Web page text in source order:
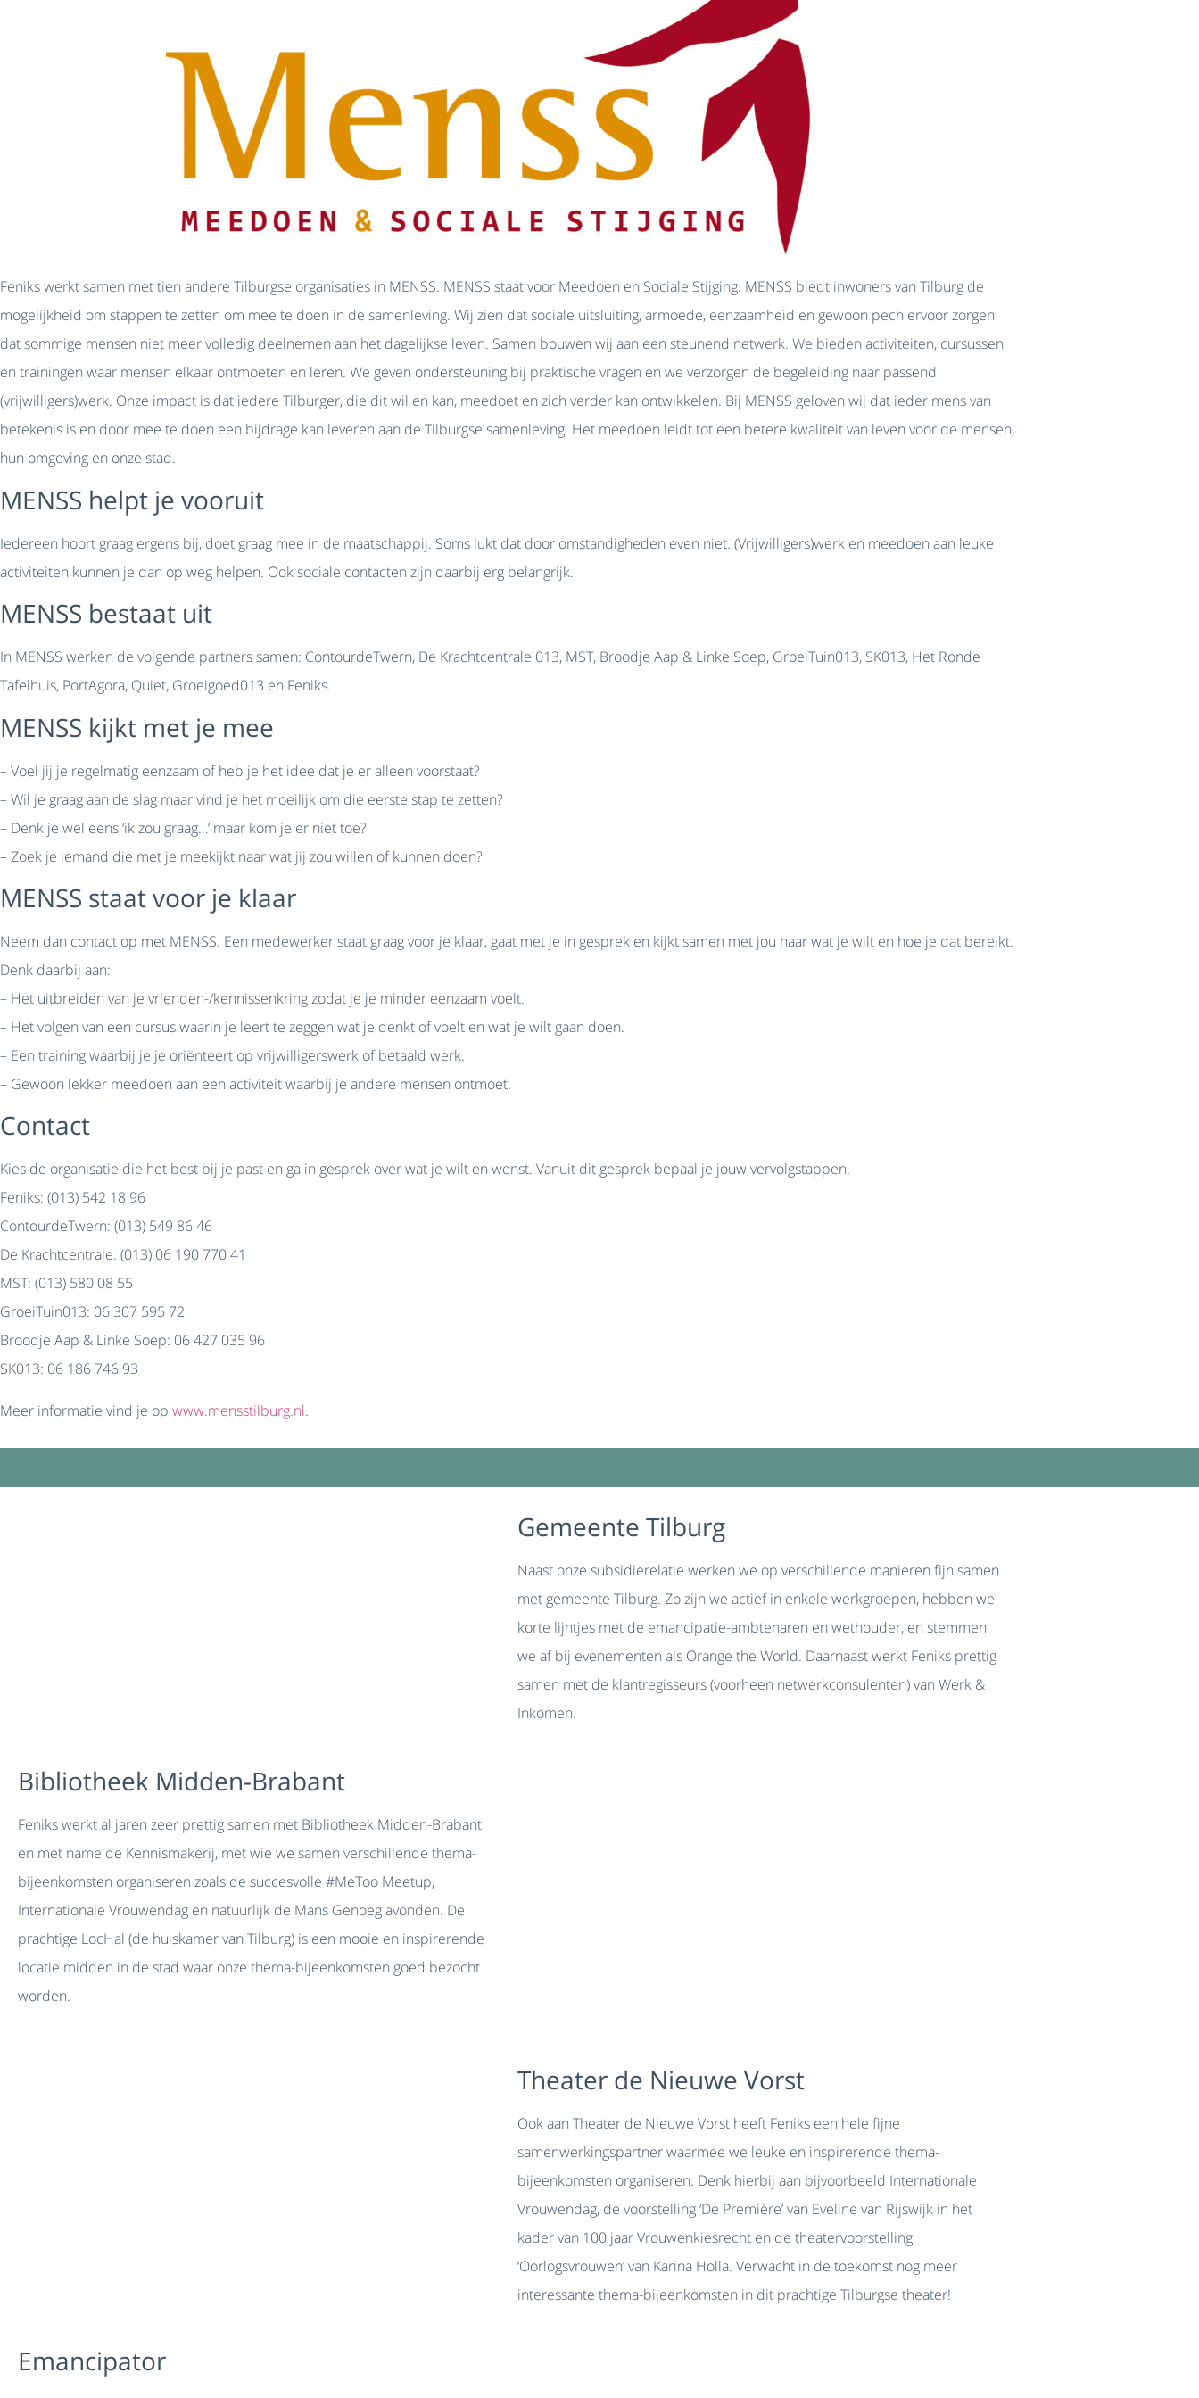
Feniks werkt samen met tien andere Tilburgse organisaties in MENSS. MENSS staat voor Meedoen en Sociale Stijging. MENSS biedt inwoners van Tilburg de
mogelijkheid om stappen te zetten om mee te doen in de samenleving. Wij zien dat sociale uitsluiting, armoede, eenzaamheid en gewoon pech ervoor zorgen
dat sommige mensen niet meer volledig deelnemen aan het dagelijkse leven. Samen bouwen wij aan een steunend netwerk. We bieden activiteiten, cursussen
en trainingen waar mensen elkaar ontmoeten en leren. We geven ondersteuning bij praktische vragen en we verzorgen de begeleiding naar passend
(vrijwilligers)werk. Onze impact is dat iedere Tilburger, die dit wil en kan, meedoet en zich verder kan ontwikkelen. Bij MENSS geloven wij dat ieder mens van
betekenis is en door mee te doen een bijdrage kan leveren aan de Tilburgse samenleving. Het meedoen leidt tot een betere kwaliteit van leven voor de mensen,
hun omgeving en onze stad.
MENSS helpt je vooruit
Iedereen hoort graag ergens bij, doet graag mee in de maatschappij. Soms lukt dat door omstandigheden even niet. (Vrijwilligers)werk en meedoen aan leuke
activiteiten kunnen je dan op weg helpen. Ook sociale contacten zijn daarbij erg belangrijk.
MENSS bestaat uit
In MENSS werken de volgende partners samen: ContourdeTwern, De Krachtcentrale 013, MST, Broodje Aap & Linke Soep, GroeiTuin013, SK013, Het Ronde
Tafelhuis, PortAgora, Quiet, Groeigoed013 en Feniks.
MENSS kijkt met je mee
– Voel jij je regelmatig eenzaam of heb je het idee dat je er alleen voorstaat?
– Wil je graag aan de slag maar vind je het moeilijk om die eerste stap te zetten?
– Denk je wel eens ‘ik zou graag…’ maar kom je er niet toe?
– Zoek je iemand die met je meekijkt naar wat jij zou willen of kunnen doen?
MENSS staat voor je klaar
Neem dan contact op met MENSS. Een medewerker staat graag voor je klaar, gaat met je in gesprek en kijkt samen met jou naar wat je wilt en hoe je dat bereikt.
Denk daarbij aan:
– Het uitbreiden van je vrienden-/kennissenkring zodat je je minder eenzaam voelt.
– Het volgen van een cursus waarin je leert te zeggen wat je denkt of voelt en wat je wilt gaan doen.
– Een training waarbij je je oriënteert op vrijwilligerswerk of betaald werk.
– Gewoon lekker meedoen aan een activiteit waarbij je andere mensen ontmoet.
Contact
Kies de organisatie die het best bij je past en ga in gesprek over wat je wilt en wenst. Vanuit dit gesprek bepaal je jouw vervolgstappen.
Feniks: (013) 542 18 96
ContourdeTwern: (013) 549 86 46
De Krachtcentrale: (013) 06 190 770 41
MST: (013) 580 08 55
GroeiTuin013: 06 307 595 72
Broodje Aap & Linke Soep: 06 427 035 96
SK013: 06 186 746 93
Meer informatie vind je op www.mensstilburg.nl.
Gemeente Tilburg
Naast onze subsidierelatie werken we op verschillende manieren fijn samen
met gemeente Tilburg. Zo zijn we actief in enkele werkgroepen, hebben we
korte lijntjes met de emancipatie-ambtenaren en wethouder, en stemmen
we af bij evenementen als Orange the World. Daarnaast werkt Feniks prettig
samen met de klantregisseurs (voorheen netwerkconsulenten) van Werk &
Inkomen.
Bibliotheek Midden-Brabant
Feniks werkt al jaren zeer prettig samen met Bibliotheek Midden-Brabant
en met name de Kennismakerij, met wie we samen verschillende thema-
bijeenkomsten organiseren zoals de succesvolle #MeToo Meetup,
Internationale Vrouwendag en natuurlijk de Mans Genoeg avonden. De
prachtige LocHal (de huiskamer van Tilburg) is een mooie en inspirerende
locatie midden in de stad waar onze thema-bijeenkomsten goed bezocht
worden.
Theater de Nieuwe Vorst
Ook aan Theater de Nieuwe Vorst heeft Feniks een hele fijne
samenwerkingspartner waarmee we leuke en inspirerende thema-
bijeenkomsten organiseren. Denk hierbij aan bijvoorbeeld Internationale
Vrouwendag, de voorstelling ‘De Première’ van Eveline van Rijswijk in het
kader van 100 jaar Vrouwenkiesrecht en de theatervoorstelling
‘Oorlogsvrouwen’ van Karina Holla. Verwacht in de toekomst nog meer
interessante thema-bijeenkomsten in dit prachtige Tilburgse theater!
Emancipator